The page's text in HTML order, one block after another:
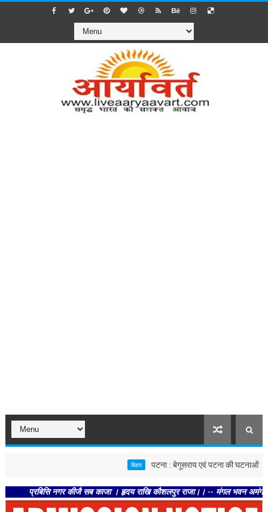
पटना : बेगूसराय एवं पटना की घटनाओं पर
प्रबिसि नगर कीजै सब काजा । हृदय राखि कौशलपुर राजा।। -- मंगल भवन अमंगल हारी।